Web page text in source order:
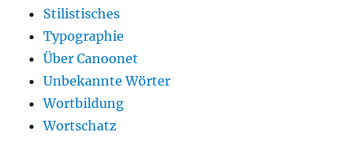
Stilistisches
Typographie
Über Canoonet
Unbekannte Wörter
Wortbildung
Wortschatz